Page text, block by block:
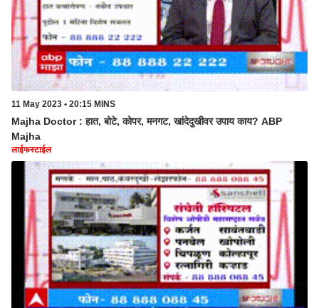
11 May 2023 • 20:15 MINS
Majha Doctor : हात, बोटे, कोपर, मनगट, खांदेदुखीवर उपाय काय? ABP
Majha
लाईफस्टाईल